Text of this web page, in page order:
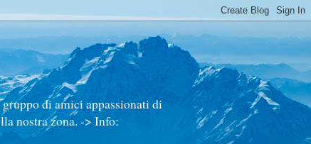
di amici appassionati di
nostra zona. -> Info: